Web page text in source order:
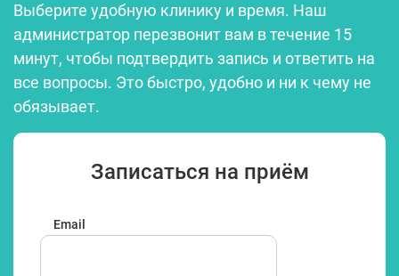
Выберите удобную клинику и время. Наш
администратор перезвонит вам в течение 15
минут, чтобы подтвердить запись и ответить на
все вопросы. Это быстро, удобно и ни к чему не
обязывает.
Записаться на приём
Email